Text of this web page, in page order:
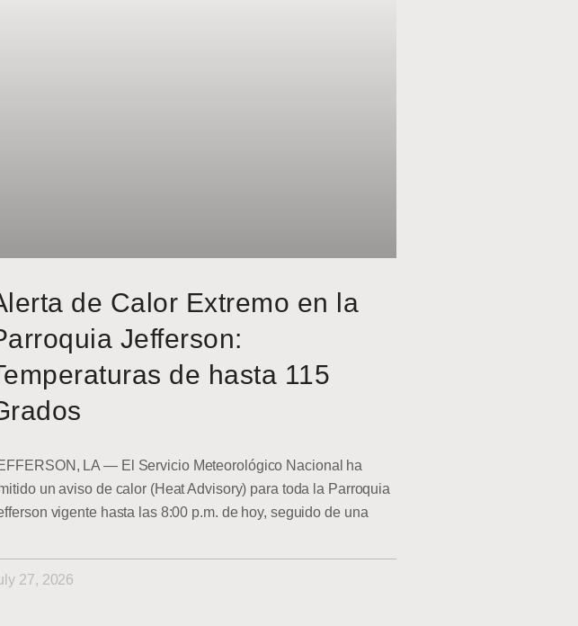
de Calor Extremo en la
Jefferson:
de hasta 115
LA — El Servicio Meteorológico Nacional ha
un aviso de calor (Heat Advisory) para toda la Parroquia
vigente hasta las 8:00 p.m. de hoy, seguido de una
27, 2026